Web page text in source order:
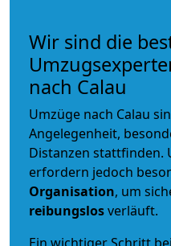
Wir sind die
nach Calau
Umzüge nach Calau
Angelegenheit,
Distanzen stattfinden.
erfordern jedoch
Organisation, um
reibungslosverläuft.